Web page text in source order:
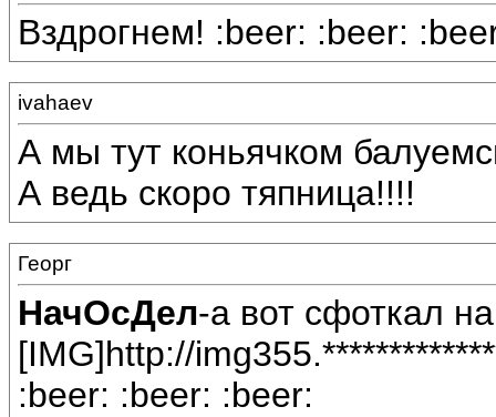
Вздрогнем! :beer: :beer:
ivahaev
А мы тут коньячком
А ведь скоро тяпница!!!!
Георг
НачОсДел-а вот сфоткал
[IMG]http://
:beer: :beer: :beer: